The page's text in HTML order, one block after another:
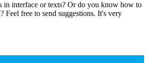
in interface or texts? Or do you know how to
Feel free to send suggestions. It's very